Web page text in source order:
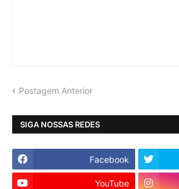
Postagem Anterior
SIGA NOSSAS REDES
Facebook
YouTube